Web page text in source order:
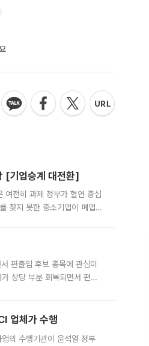
[기업승계 대전환]
여전히 과제 정부가 혈연 중심
찾지 못한 중소기업이 폐업
편출입 후보 종목에 관심이
상당 부분 회복되면서 편입
업체가 수행
의 수행기관이 윤석열 정부